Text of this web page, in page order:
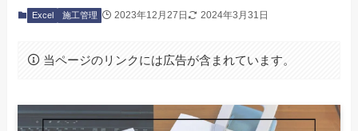
Excel 施工管理 2023年12月27日 2024年3月31日
当ページのリンクには広告が含まれています。